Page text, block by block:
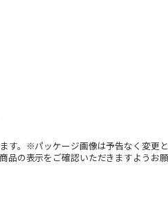
す。※パッケージ画像は予告なく変更
の表示をご確認いただきますようお願